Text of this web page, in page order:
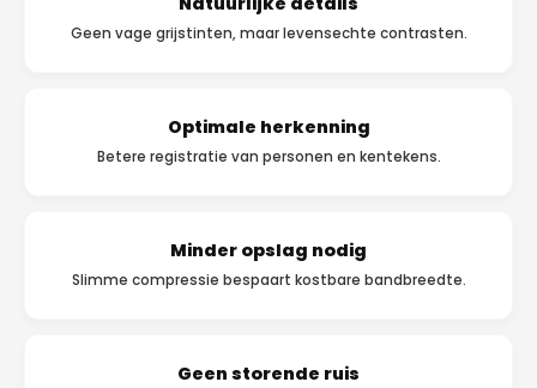
Geen vage grijstinten, maar levensechte contrasten.
Optimale herkenning
Betere registratie van personen en kentekens.
Minder opslag nodig
Slimme compressie bespaart kostbare bandbreedte.
Geen storende ruis